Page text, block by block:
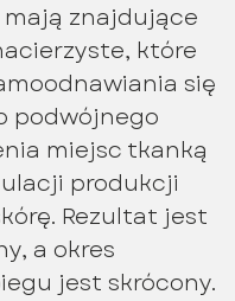
mają znajdujące
które
się
podwójnego
miejsc tkanką
produkcji
Rezultat jest
a okres
jest skrócony.